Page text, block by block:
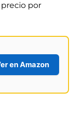
por
en Amazon